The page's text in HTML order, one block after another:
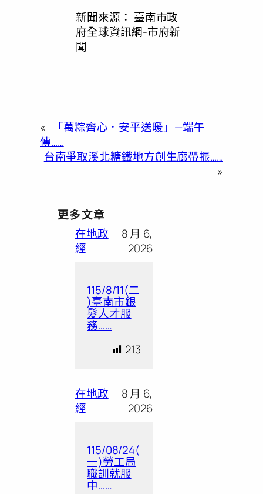
新聞來源： 臺南市政
府全球資訊網-市府新
聞
«
「萬粽齊心．安平送暖」—端午
傳……
台南爭取溪北糖鐵地方創生廊帶振……
»
更多文章
在地政
經
8 月 6,
2026
115/8/11(二
)臺南市銀
髮人才服
務……
213
在地政
經
8 月 6,
2026
115/08/24(
一)勞工局
職訓就服
中……